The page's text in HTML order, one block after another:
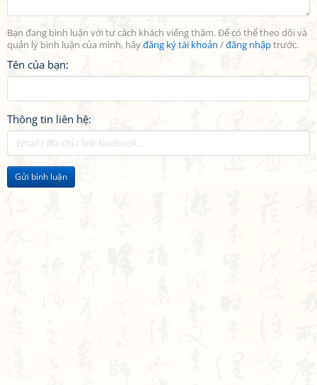
Bạn đang bình luận với tư cách khách viếng thăm. Để có thể theo dõi và
quản lý bình luận của mình, hãyđăng ký tài khoản /đăng nhậptrước.
Tên của bạn:
Thông tin liên hệ:
Gửi bình luận